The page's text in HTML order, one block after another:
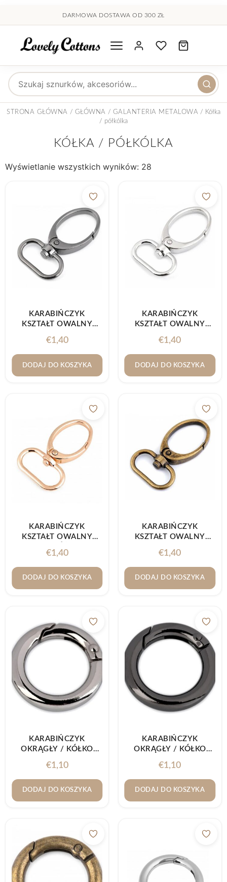
DARMOWA DOSTAWA OD 300 ZŁ
Wyszukaj produkty
STRONA GŁÓWNA / GŁÓWNA / GALANTERIA METALOWA / Kółka
/ półkólka
KÓŁKA / PÓŁKÓLKA
Wyświetlanie wszystkich wyników: 28
KARABIŃCZYK
KSZTAŁT OWALNY
€1,40
DODAJ DO KOSZYKA
KARABIŃCZYK
KSZTAŁT OWALNY
€1,40
DODAJ DO KOSZYKA
KARABIŃCZYK
KSZTAŁT OWALNY
ZŁOTO
€1,40
DODAJ DO KOSZYKA
KARABIŃCZYK
KSZTAŁT OWALNY
€1,40
DODAJ DO KOSZYKA
KARABIŃCZYK
OKRĄGŁY / KÓŁKO
€1,10
DODAJ DO KOSZYKA
KARABIŃCZYK
OKRĄGŁY / KÓŁKO
CZARNY
€1,10
DODAJ DO KOSZYKA